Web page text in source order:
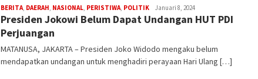
BERITA, DAERAH, NASIONAL, PERISTIWA, POLITIKSteven
Darma
Januari 8, 2024
Presiden Jokowi Belum Dapat Undangan HUT PDI
Perjuangan
MATANUSA, JAKARTA – Presiden Joko Widodo mengaku belum
mendapatkan undangan untuk menghadiri perayaan Hari Ulang […]